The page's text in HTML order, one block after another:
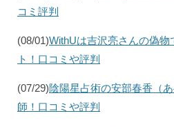
コミ評判
(08/01)WithUは吉沢亮さんの偽物
ト！口コミや評判
(07/29)陰陽星占術の安部春香（
師！口コミや評判